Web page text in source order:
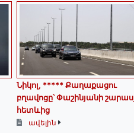
Նիկոլ, ***** Քաղաքացու
բղավոցը՝ Փաշինյանի
հետևից
ավելին